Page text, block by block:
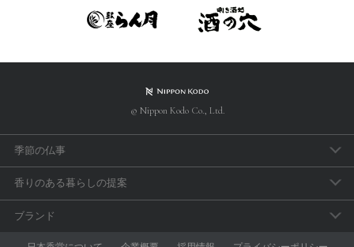
© Nippon Kodo Co., Ltd.
季節の仏事
春のお彼岸
母の日参り
父の日参り
香りのある暮らしの提案
アロマで手軽に「睡眠のセルフケア」
おうち時間の充実に香りを取り入れよう
ブランド